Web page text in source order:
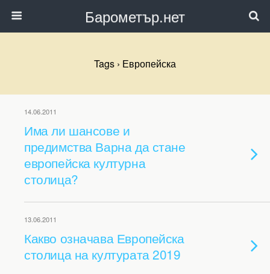
Барометър.нет
Tags › Европейска
14.06.2011
Има ли шансове и
предимства Варна да стане
европейска културна
столица?
13.06.2011
Какво означава Европейска
столица на културата 2019